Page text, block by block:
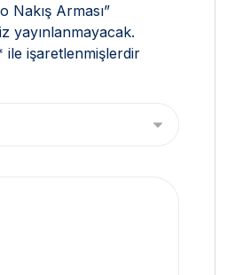
Nakış Arması”
yayınlanmayacak.
ile işaretlenmişlerdir